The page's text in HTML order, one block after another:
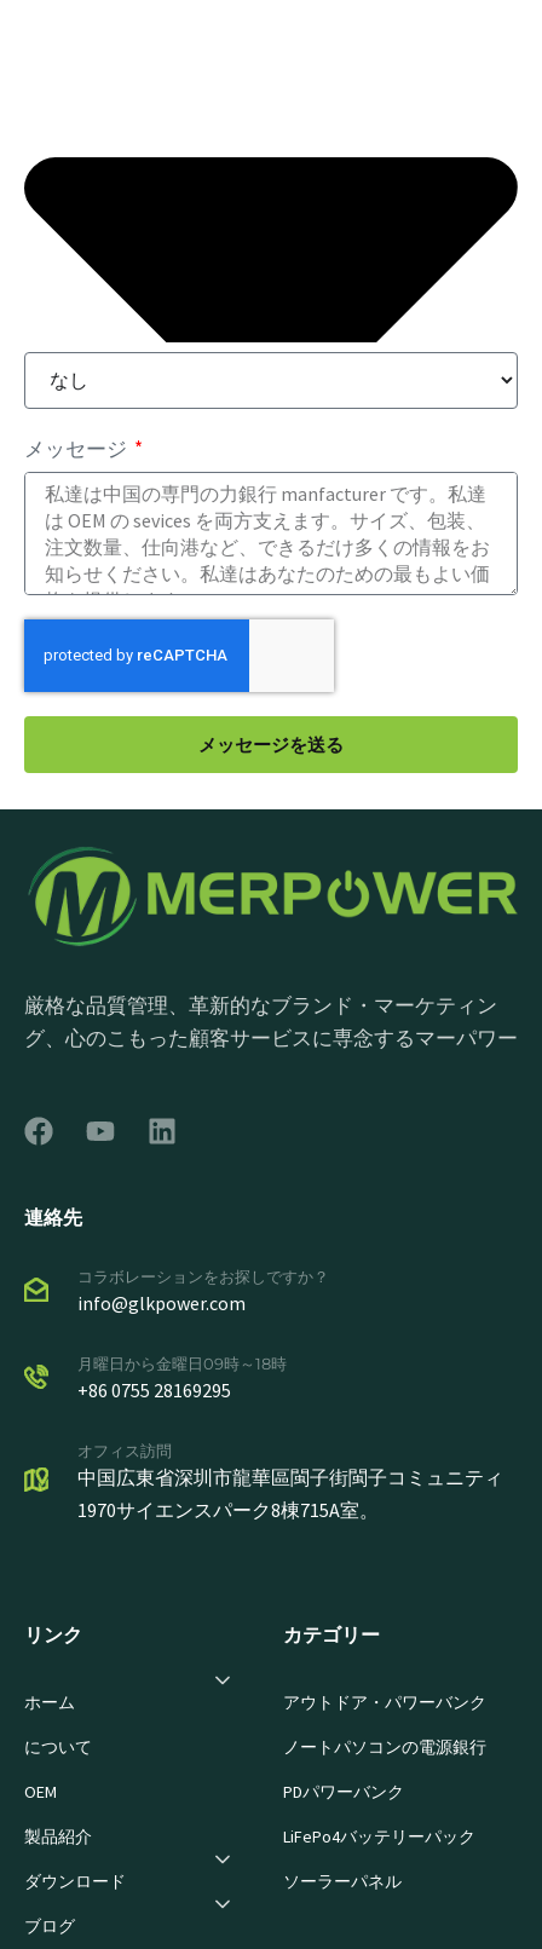
メッセージ
メッセージを送る
厳格な品質管理、革新的なブランド・マーケティン
グ、心のこもった顧客サービスに専念するマーパワー
連絡先
コラボレーションをお探しですか？
info@glkpower.com
月曜日から金曜日09時～18時
+86 0755 28169295
オフィス訪問
中国広東省深圳市龍華區閩子街閩子コミュニティ
1970サイエンスパーク8棟715A室。
リンク
ホーム
について
OEM
製品紹介
ダウンロード
ブログ
カテゴリー
アウトドア・パワーバンク
ノートパソコンの電源銀行
PDパワーバンク
LiFePo4バッテリーパック
ソーラーパネル